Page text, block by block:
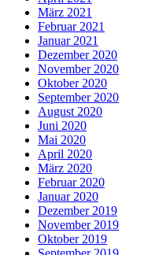
März 2021
Februar 2021
Januar 2021
Dezember 2020
November 2020
Oktober 2020
September 2020
August 2020
Juni 2020
Mai 2020
April 2020
März 2020
Februar 2020
Januar 2020
Dezember 2019
November 2019
Oktober 2019